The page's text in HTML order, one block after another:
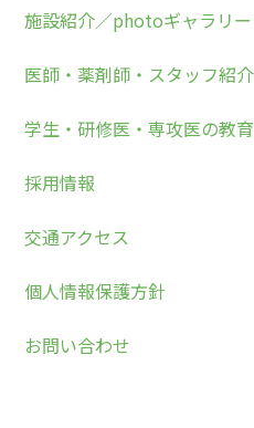
施設紹介／photoギャラリー
医師・薬剤師・スタッフ紹介
学生・研修医・専攻医の教
採用情報
交通アクセス
個人情報保護方針
お問い合わせ